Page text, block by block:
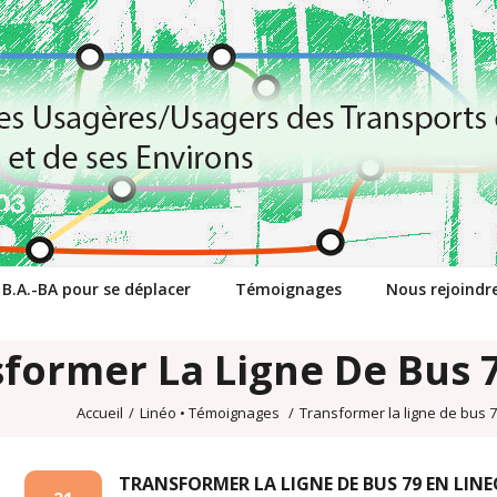
B.A.-BA pour se déplacer Témoignages Nous
La Ligne De Bus
Accueil / Linéo • Témoignages / Transformer la ligne de bus
TRANSFORMER LA LIGNE DE BUS 79 EN